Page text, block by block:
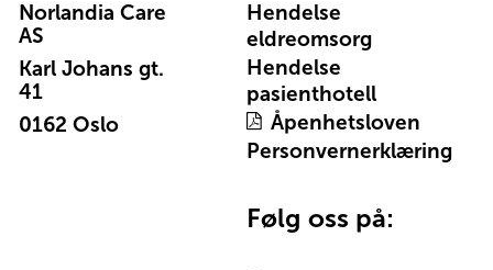
Norlandia Care
AS
Karl Johans gt.
41
0162 Oslo
Hendelse
eldreomsorg
Hendelse
pasienthotell
Åpenhetsloven
Personvernerklæring
Følg oss på: